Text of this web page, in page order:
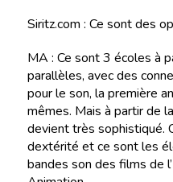
Siritz.com : Ce sont des
MA : Ce sont 3 écoles à
parallèles, avec des
pour le son, la première
mêmes. Mais à partir de
devient très sophistiqué.
dextérité et ce sont les
bandes son des films de